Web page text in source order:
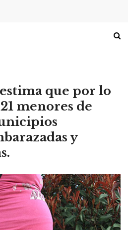
que por lo
menores de
y